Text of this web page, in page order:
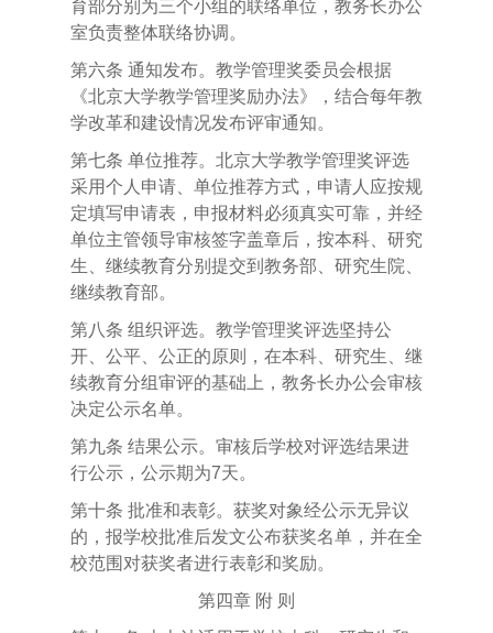
育部分别为三个小组的联络单位，教务长办公
室负责整体联络协调。
第六条 通知发布。教学管理奖委员会根据
《北京大学教学管理奖励办法》，结合每年教
学改革和建设情况发布评审通知。
第七条 单位推荐。北京大学教学管理奖评选
采用个人申请、单位推荐方式，申请人应按规
定填写申请表，申报材料必须真实可靠，并经
单位主管领导审核签字盖章后，按本科、研究
生、继续教育分别提交到教务部、研究生院、
继续教育部。
第八条 组织评选。教学管理奖评选坚持公
开、公平、公正的原则，在本科、研究生、继
续教育分组审评的基础上，教务长办公会审核
决定公示名单。
第九条 结果公示。审核后学校对评选结果进
行公示，公示期为7天。
第十条 批准和表彰。获奖对象经公示无异议
的，报学校批准后发文公布获奖名单，并在全
校范围对获奖者进行表彰和奖励。
第四章 附 则